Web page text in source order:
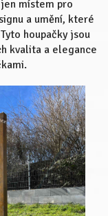
místem pro
a umění, které
houpačky jsou
kvalita a elegance